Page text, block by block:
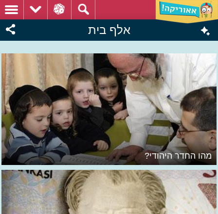
אלף בית
מהו החדר היהודי?